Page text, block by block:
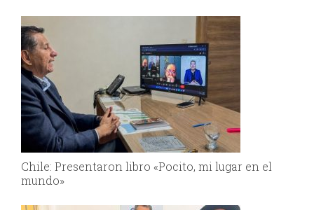
Chile: Presentaron libro «Pocito, mi lugar en el
mundo»